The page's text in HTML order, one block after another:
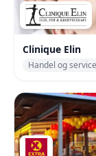
Clinique Elin
Handel og service